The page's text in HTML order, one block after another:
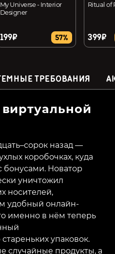
My Universe - Interior
Designer
199₽ 57%
Ritual of
399₽
ТРЕБОВАНИЯ
назад —
коробочках, куда
бонусами. Новатор
уничтожил
носителей,
удобный онлайн-
именно в нём теперь
упаковок.
случайные продукты, а